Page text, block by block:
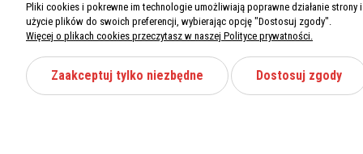
NIP: 5130284470
REGON: 5246591010
Pliki cookies i pokrewne im technologie umożliwiają poprawne działanie
użycie plików do swoich preferencji, wybierając opcję "Dostosuj zgody".
Więcej o plikach cookies przeczytasz w naszej Polityce prywatności.
Zaakceptuj tylko niezbędne Dostosuj zgody